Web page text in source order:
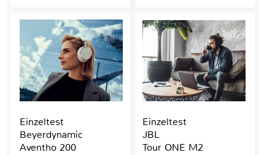
Einzeltest
Beyerdynamic
Aventho 200
Einzeltest
JBL
Tour ONE M2